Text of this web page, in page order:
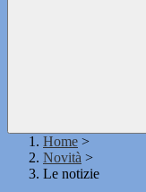
Home >
Novità >
Le notizie